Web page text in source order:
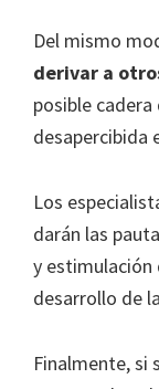
Del mismo
derivar a
posible
desapercibida
Los
darán las
y estimulación
desarrollo de
Finalmente, si